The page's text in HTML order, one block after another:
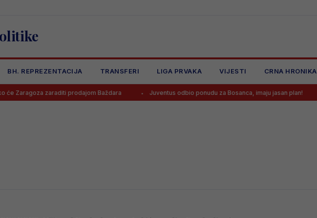
BH. REPREZENTACIJA TRANSFERI LIGA PRVAKA VIJESTI CRNA HRONIKA
Zaragoza zaraditi prodajom Baždara Juventus odbio ponudu za Bosanca, imaju jasan plan!